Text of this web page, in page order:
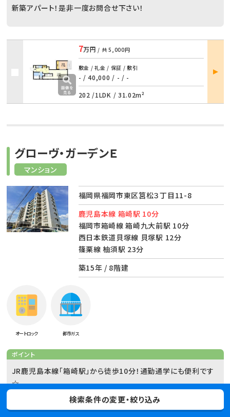
新築アパート！是非一度お問合せ下さい！
7万円 / 共5,000円
敷金 / 礼金 / 保証 / 敷引
- / 40,000 / - / -
202 /1LDK / 31.02m²
部屋
詳細
マンション
グローヴ・ガーデンＥ
福岡県福岡市東区筥松３丁目11-8
鹿児島本線 箱崎駅 10分
福岡市箱崎線 箱崎九大前駅 10分
西日本鉄道貝塚線 貝塚駅 12分
篠栗線 柚須駅 23分
築15年 / 8階建
オートロック 都市ガス
ポイント
JR鹿児島本線「箱崎駅」から徒歩10分！通勤通学にも便利です
☆
インターネット使い放題なのもポイントですね♪
検索条件の変更・絞り込み